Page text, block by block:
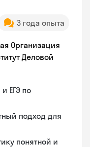
3 года опыта
Организация
Деловой
и ЕГЭ по
подход для
понятной и